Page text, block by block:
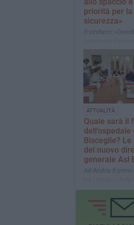
priorità per la
sicurezza»
Il sindaco:
ringraziamento ai
del comando
ATTUALITÀ
Quale sarà il
dell'ospedale
Bisceglie?
del nuovo
generale Asl
Ad Andria il
Alessandro Di
presente
Angarano,
dei primi cittadini